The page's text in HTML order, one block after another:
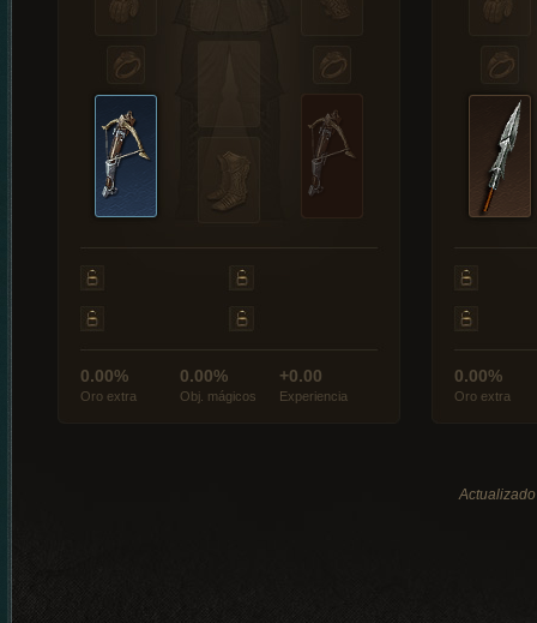
0.00%
Oro extra
0.00%
Obj. mágicos
+0.00
Experiencia
0.00%
Oro extra